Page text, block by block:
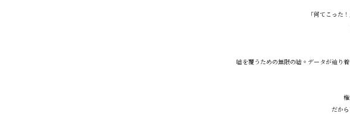
「何てこった
嘘を覆うための無限の嘘。データが辿り
だか